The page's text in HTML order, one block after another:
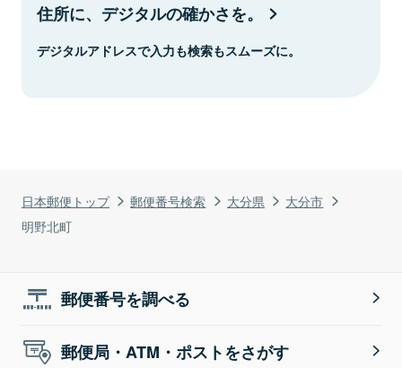
日本郵便トップ 郵便番号検索 大分県
大分市
明野北町
住所に、デジタルの確かさを。
デジタルアドレスで入力も検索もスムーズに。
郵便番号を調べる
郵便局・ATM・ポストをさがす